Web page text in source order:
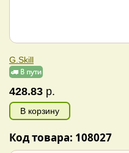
G.Skill
428.83 р.
В корзину
Код товара: 108027